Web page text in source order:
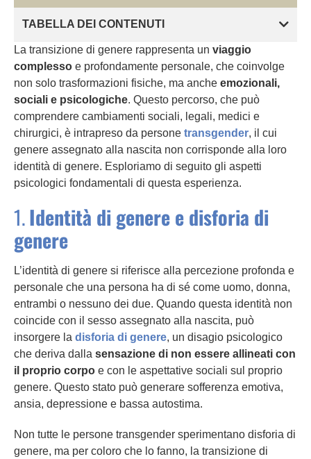
TABELLA DEI CONTENUTI
La transizione di genere rappresenta un viaggio
complesso e profondamente personale, che coinvolge
non solo trasformazioni fisiche, ma anche emozionali,
sociali e psicologiche. Questo percorso, che può
comprendere cambiamenti sociali, legali, medici e
chirurgici, è intrapreso da persone transgender, il cui
genere assegnato alla nascita non corrisponde alla loro
identità di genere. Esploriamo di seguito gli aspetti
psicologici fondamentali di questa esperienza.
1.Identità di genere e disforia di
genere
L’identità di genere si riferisce alla percezione profonda e
personale che una persona ha di sé come uomo, donna,
entrambi o nessuno dei due. Quando questa identità non
coincide con il sesso assegnato alla nascita, può
insorgere la disforia di genere, un disagio psicologico
che deriva dalla sensazione di non essere allineati con
il proprio corpo e con le aspettative sociali sul proprio
genere. Questo stato può generare sofferenza emotiva,
ansia, depressione e bassa autostima.
Non tutte le persone transgender sperimentano disforia di
genere, ma per coloro che lo fanno, la transizione di